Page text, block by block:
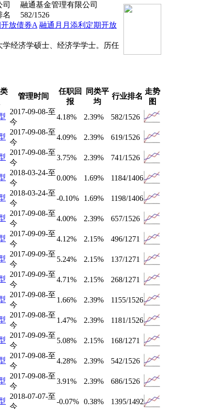
司
融通基金管理有限公司
名
582/1526
放债券A 融通月月添利定期开放
学经济学硕士、经济学学士。历任
管理时间
任职回
报
同类平
均
行业排名
走势
图
2017-09-08-至
今
4.18% 2.39%
582/1526
2017-09-08-至
今
4.09% 2.39% 619/1526
2017-09-08-至
今
3.75% 2.39% 741/1526
2018-03-24-至
今
0.00% 1.69% 1184/1406
2018-03-24-至
今
-0.10% 1.69% 1198/1406
2017-09-08-至
今
4.00% 2.39% 657/1526
2017-09-09-至
今
4.12% 2.15% 496/1271
2017-09-09-至
今
5.24% 2.15% 137/1271
2017-09-09-至
今
4.71% 2.15% 268/1271
2017-09-08-至
今
1.66% 2.39% 1155/1526
2017-09-08-至
今
1.47% 2.39% 1181/1526
2017-09-09-至
今
5.08% 2.15% 168/1271
2017-09-08-至
今
4.28% 2.39% 542/1526
2017-09-08-至
今
3.91% 2.39%
686/1526
2018-07-07-至
今
-0.07% 0.38% 1395/1492